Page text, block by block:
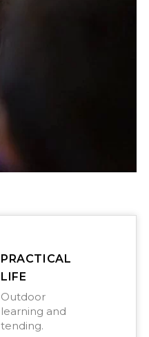
PRACTICAL
LIFE
Outdoor
learning and
tending.